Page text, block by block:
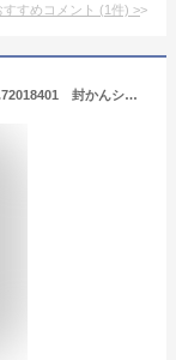
すめコメント (1件) >
【面白グッズ】シール付きプチ袋 ドル NO.72018401 封かんシール付き 5枚セット★どっきりびっくり面白ぽち袋おとし玉袋お小遣い/お札を折って入れるタイプおとしだま袋パロディグッズ米ドル札柄ドル紙幣柄★【3cmメール便OK】